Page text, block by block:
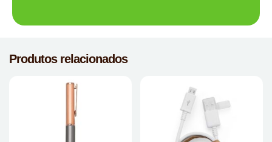
Produtos relacionados